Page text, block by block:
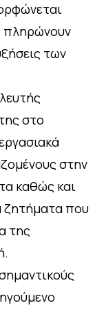
πληρώνουν
των
στο
στην
καθώς και
ζητήματα που
της